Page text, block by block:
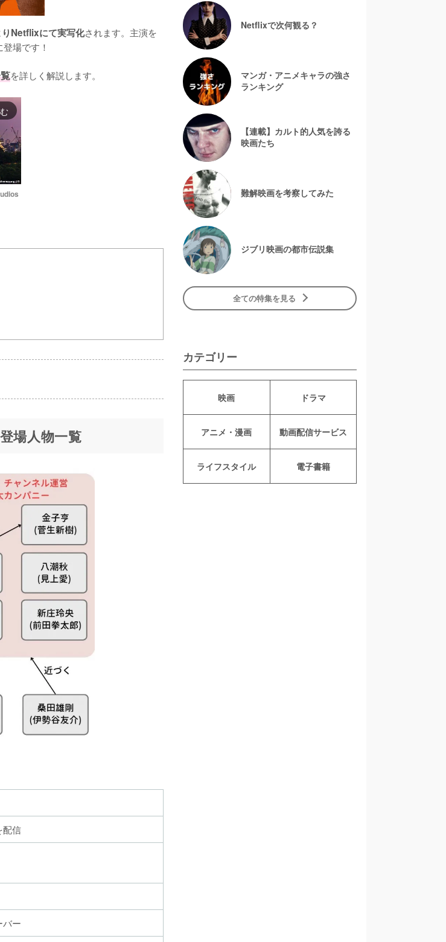
りNetflixにて実写化されます。主演を
場です！
を詳しく解説します。
場人物一覧
配信
ー
Netflixで次何観る？
マンガ・アニメキャラの強さ
ランキング
【連載】カルト的人気を誇る
映画たち
難解映画を考察してみた
ジブリ映画の都市伝説集
全ての特集を見る
カテゴリー
映画 ドラマ
アニメ・漫画 動画配信サービス
ライフスタイル 電子書籍